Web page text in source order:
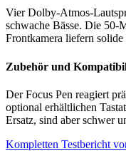
Vier Dolby-Atmos-
schwache Bässe. Die 50-
Frontkamera liefern
Zubehör und
Der Focus Pen reagiert
optional erhältlichen
Ersatz, sind aber schwer
Kompletten Testbericht